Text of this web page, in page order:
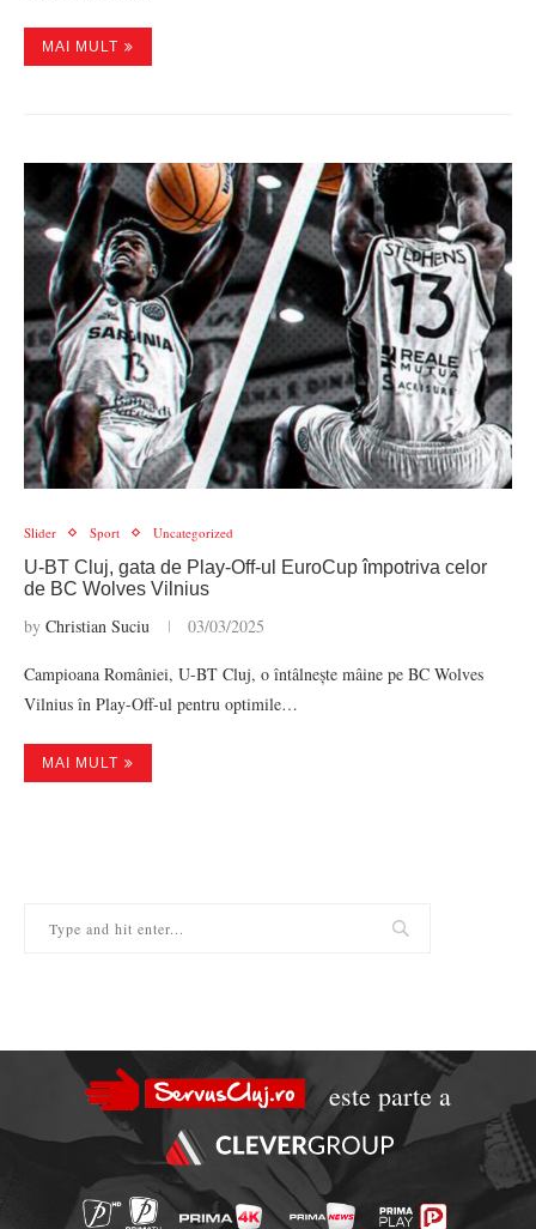
MAI MULT
Slider Sport Uncategorized
U-BT Cluj, gata de Play-Off-ul EuroCup împotriva celor
de BC Wolves Vilnius
by Christian Suciu 03/03/2025
Campioana României, U-BT Cluj, o întâlnește mâine pe BC Wolves
Vilnius în Play-Off-ul pentru optimile…
MAI MULT
este parte a